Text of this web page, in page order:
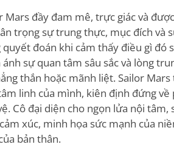
Mars đầy đam mê, trực giác và
trọng sự trung thực, mục đích và
quyết đoán khi cảm thấy điều gì đó
ánh sự quan tâm sâu sắc và lòng
thắn hoặc mãnh liệt. Sailor
linh của mình, kiên định đứng
Cô đại diện cho ngọn lửa nội
xúc, minh họa sức mạnh của
bản thân.